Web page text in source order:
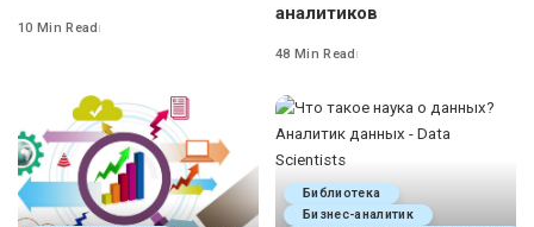
10 Min Read
аналитиков
48 Min Read
Библиотека
Бизнес-аналитик